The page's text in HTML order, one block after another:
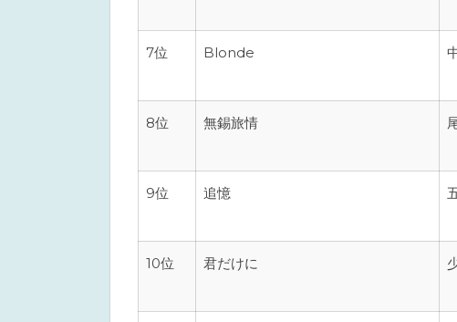
7位 Blonde
8位 無錫旅情
9位 追憶
10位 君だけに